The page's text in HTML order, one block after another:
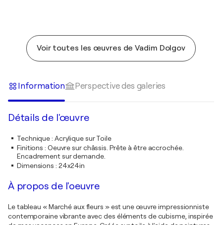
Voir toutes les œuvres de Vadim Dolgov
Information Perspective des galeries
Détails de l'œuvre
Technique: Acrylique sur Toile
Finitions : Oeuvre sur châssis. Prête à être accrochée.
Encadrement sur demande.
Dimensions : 24x24in
À propos de l'oeuvre
Le tableau « Marché aux fleurs » est une œuvre impressionniste
contemporaine vibrante avec des éléments de cubisme, inspirée